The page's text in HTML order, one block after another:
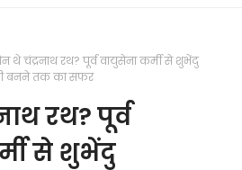
थे चंद्रनाथ रथ? पूर्व वायुसेना कर्मी से शुभेंदु
बनने तक का सफर
रथ? पूर्व
से शुभेंदु